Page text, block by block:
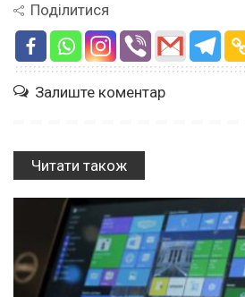
Поділитися
Залиште коментар
Читати також